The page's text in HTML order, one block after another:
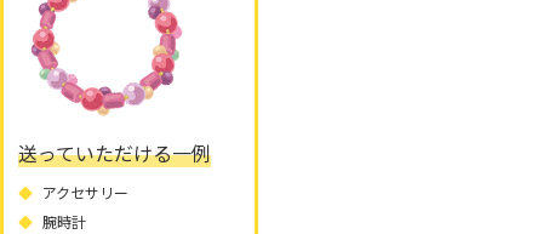
送っていただける一例
アクセサリー
腕時計